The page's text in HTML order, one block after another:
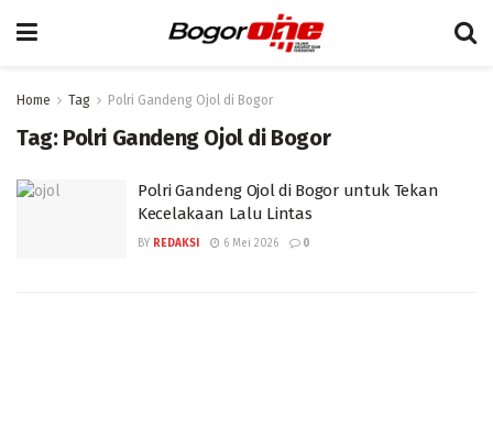
Home Tag Polri Gandeng Ojol di Bogor
Tag: Polri Gandeng Ojol di Bogor
Polri Gandeng Ojol di Bogor untuk Tekan
Kecelakaan Lalu Lintas
BY REDAKSI 6 Mei 2026 0